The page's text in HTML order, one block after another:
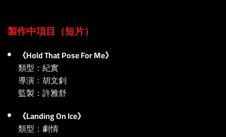
製作中項目（短片）
《Hold That Pose For Me》
類型：紀實
導演：胡文釗
監製：許雅舒
《Landing On Ice》
類型：劇情